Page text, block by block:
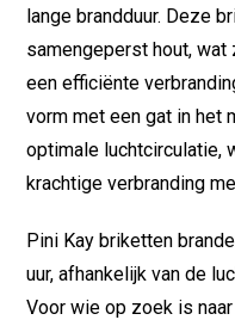
lange brandduur. Deze
samengeperst hout,
een efficiënte
vorm met een gat in het
optimale luchtcirculatie,
krachtige verbranding
Pini Kay briketten
uur, afhankelijk van de
Voor wie op zoek is